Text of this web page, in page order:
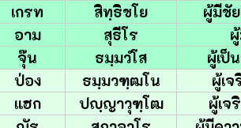
เกรท สิทฺธิชโย
ผู้มีชั
อาม สุธีโร
จุ๊น ธมฺมวํโส
ผู้เป็
ป่อง ธมฺมวฑฺฒโน
ผู้เ
แฮก ปญฺญาวุฑฺโฒ
ผู้เ